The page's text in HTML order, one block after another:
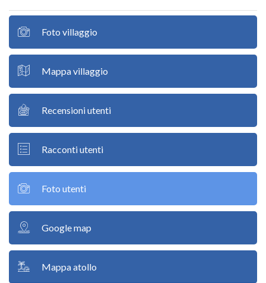
Foto villaggio
Mappa villaggio
Recensioni utenti
Racconti utenti
Foto utenti
Google map
Mappa atollo